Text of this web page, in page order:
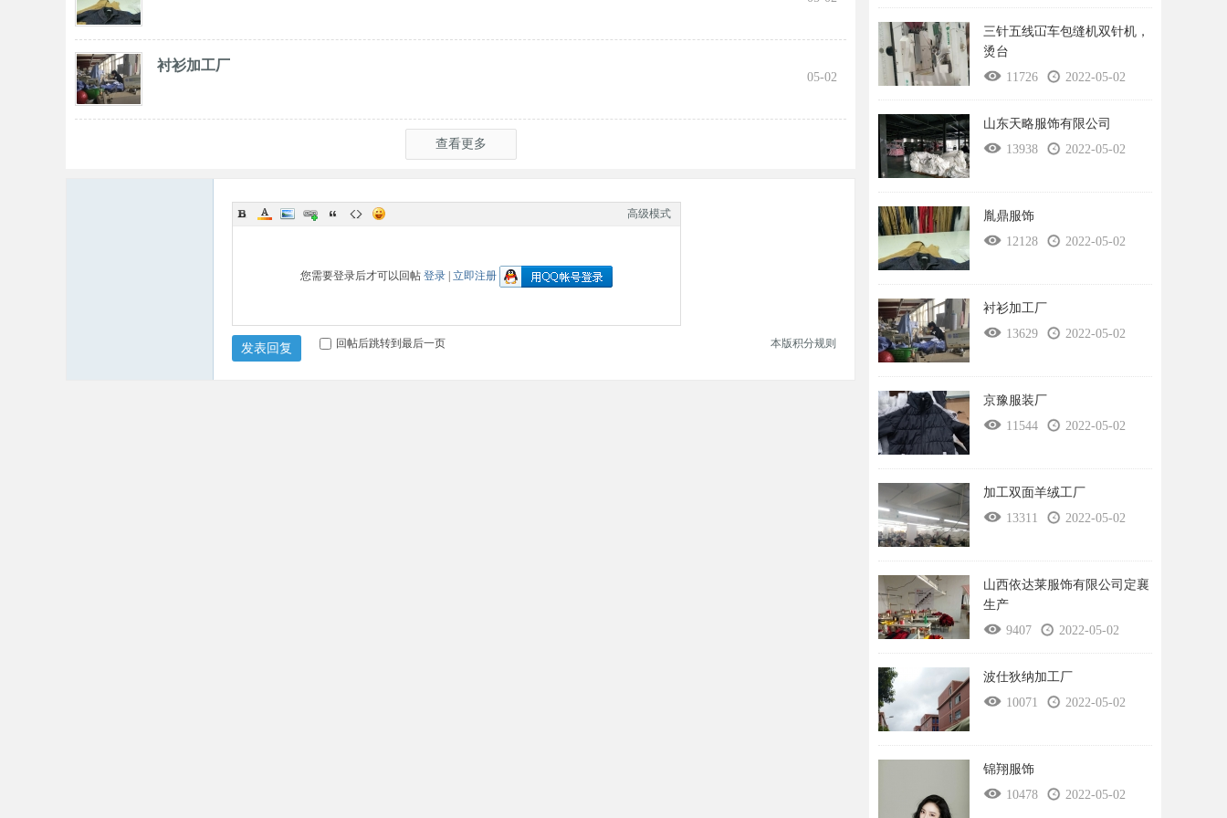
衬衫加工厂
05-02
查看更多
高级模式
您需要登录后才可以回帖 登录 立即注册
本版积分规则
发表回复 回帖后跳转到最后一页
三针五线冚车包缝机双针机，
烫台
11726
2022-05-02
山东天略服饰有限公司
13938
2022-05-02
胤鼎服饰
12128
2022-05-02
衬衫加工厂
13629
2022-05-02
京豫服装厂
11544
2022-05-02
加工双面羊绒工厂
13311
2022-05-02
山西依达莱服饰有限公司定襄
生产
9407
2022-05-02
波仕狄纳加工厂
10071
2022-05-02
锦翔服饰
10478
2022-05-02